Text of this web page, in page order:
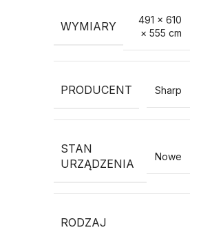
WYMIARY
491 × 610
× 555 cm
PRODUCENT Sharp
STAN
URZĄDZENIA
Nowe
RODZAJ